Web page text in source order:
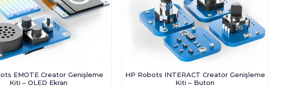
EMOTE Creator Genişleme
Kiti – OLED Ekran
HP Robots INTERACT Creator Genişleme
Kiti – Buton